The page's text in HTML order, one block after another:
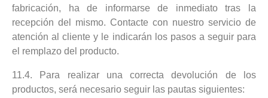
fabricación, ha de informarse de inmediato tras la
recepción del mismo. Contacte con nuestro servicio de
atención al cliente y le indicarán los pasos a seguir para
el remplazo del producto.
11.4. Para realizar una correcta devolución de los
productos, será necesario seguir las pautas siguientes: